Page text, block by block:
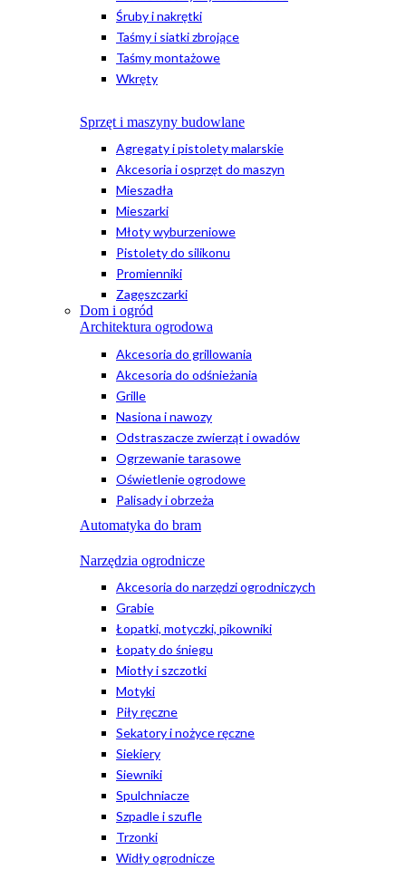
Śruby i nakrętki
Taśmy i siatki zbrojące
Taśmy montażowe
Wkręty
Sprzęt i maszyny budowlane
Agregaty i pistolety malarskie
Akcesoria i osprzęt do maszyn
Mieszadła
Mieszarki
Młoty wyburzeniowe
Pistolety do silikonu
Promienniki
Zagęszczarki
Dom i ogród
Architektura ogrodowa
Akcesoria do grillowania
Akcesoria do odśnieżania
Grille
Nasiona i nawozy
Odstraszacze zwierząt i owadów
Ogrzewanie tarasowe
Oświetlenie ogrodowe
Palisady i obrzeża
Automatyka do bram
Narzędzia ogrodnicze
Akcesoria do narzędzi ogrodniczych
Grabie
Łopatki, motyczki, pikowniki
Łopaty do śniegu
Miotły i szczotki
Motyki
Piły ręczne
Sekatory i nożyce ręczne
Siekiery
Siewniki
Spulchniacze
Szpadle i szufle
Trzonki
Widły ogrodnicze